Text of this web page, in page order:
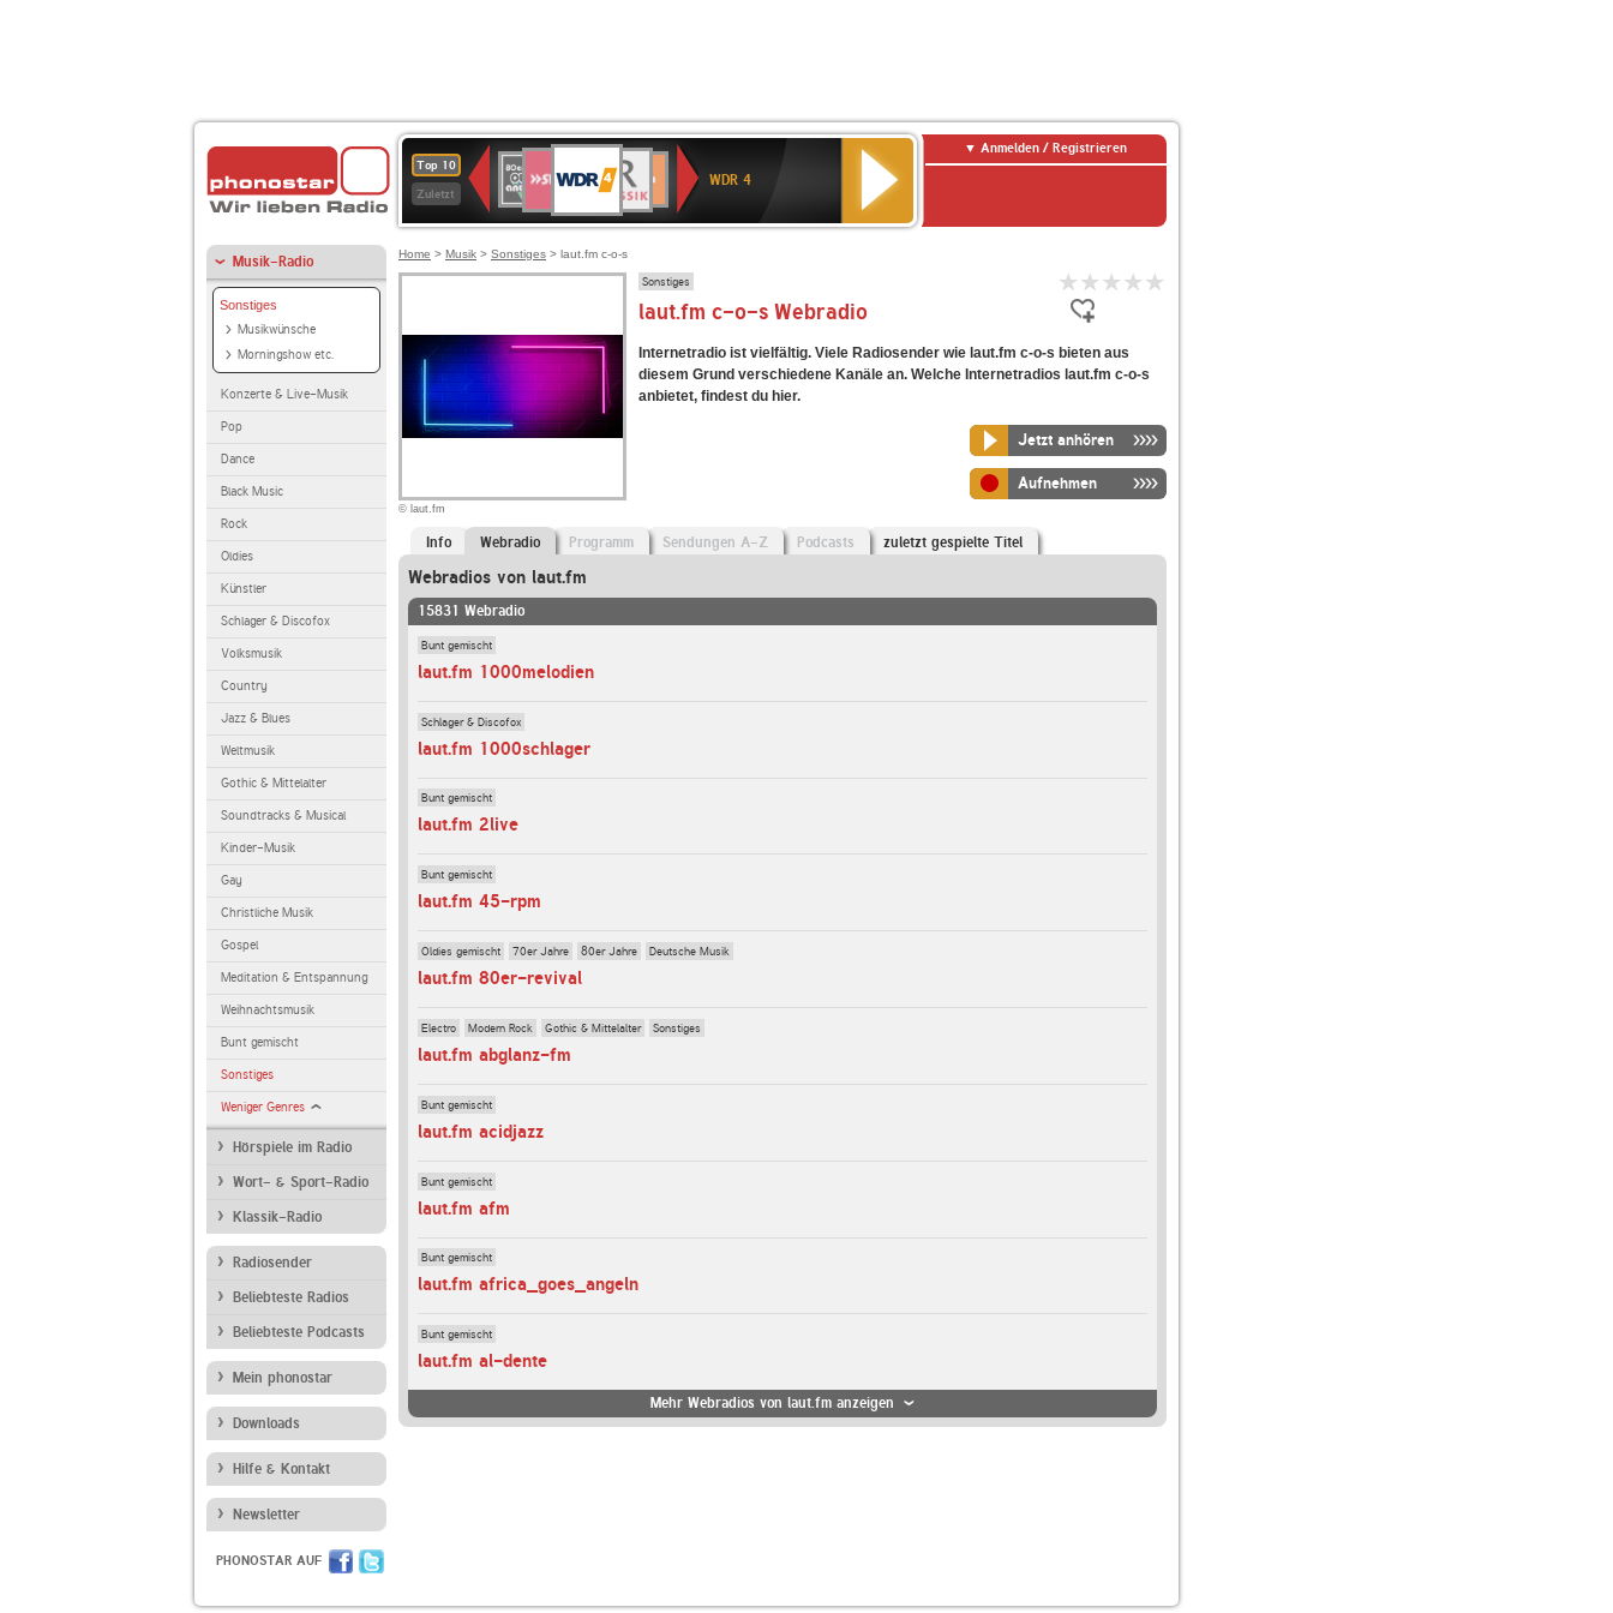
Top 10
Zuletzt
Deutschlandfunk
80er
90er
OLDIE
ANTENNE
4
KLASSIK
Deutschlandfunk
Kultur
Kultur
2
WDR 4
Anmelden / Registrieren
Musik-Radio
Sonstiges
Musikwünsche
Morningshow etc.
Konzerte & Live-Musik
Pop
Dance
Black Music
Rock
Oldies
Künstler
Schlager & Discofox
Volksmusik
Country
Jazz & Blues
Weltmusik
Gothic & Mittelalter
Soundtracks & Musical
Kinder-Musik
Gay
Christliche Musik
Gospel
Meditation & Entspannung
Weihnachtsmusik
Bunt gemischt
Sonstiges
Weniger Genres
Hörspiele im Radio
Wort- & Sport-Radio
Klassik-Radio
Radiosender
Beliebteste Radios
Beliebteste Podcasts
Mein phonostar
Downloads
Hilfe & Kontakt
Newsletter
PHONOSTAR AUF
Home > Musik > Sonstiges > laut.fm c-o-s
© laut.fm
Sonstiges
laut.fm c-o-s Webradio
Internetradio ist vielfältig. Viele Radiosender wie laut.fm c-o-s bieten aus
diesem Grund verschiedene Kanäle an. Welche Internetradios laut.fm c-o-s
anbietet, findest du hier.
Jetzt anhören
Aufnehmen
Info Webradio Programm Sendungen A-Z Podcasts zuletzt gespielte Titel
Webradios von laut.fm
15831 Webradio
Bunt gemischt
laut.fm 1000melodien
Schlager & Discofox
laut.fm 1000schlager
Bunt gemischt
laut.fm 2live
Bunt gemischt
laut.fm 45-rpm
Oldies gemischt 70er Jahre 80er Jahre Deutsche Musik
laut.fm 80er-revival
Electro Modern Rock Gothic & Mittelalter Sonstiges
laut.fm abglanz-fm
Bunt gemischt
laut.fm acidjazz
Bunt gemischt
laut.fm afm
Bunt gemischt
laut.fm africa_goes_angeln
Bunt gemischt
laut.fm al-dente
Mehr Webradios von laut.fm anzeigen